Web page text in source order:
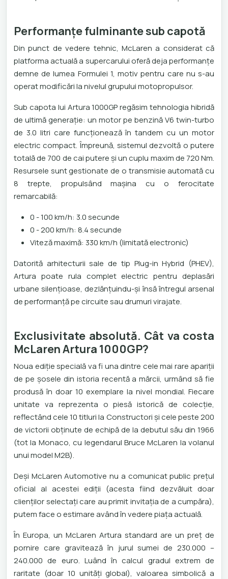
Performanțe fulminante sub capotă
Din punct de vedere tehnic, McLaren a considerat că
platforma actuală a supercarului oferă deja performanțe
demne de lumea Formulei 1, motiv pentru care nu s-au
operat modificări la nivelul grupului motopropulsor.
Sub capota lui Artura 1000GP regăsim tehnologia hibridă
de ultimă generație: un motor pe benzină V6 twin-turbo
de 3.0 litri care funcționează în tandem cu un motor
electric compact. Împreună, sistemul dezvoltă o putere
totală de 700 de cai putere și un cuplu maxim de 720 Nm.
Resursele sunt gestionate de o transmisie automată cu
8 trepte, propulsând mașina cu o ferocitate
remarcabilă:
0 - 100 km/h: 3.0 secunde
0 - 200 km/h: 8.4 secunde
Viteză maximă: 330 km/h (limitată electronic)
Datorită arhitecturii sale de tip Plug-in Hybrid (PHEV),
Artura poate rula complet electric pentru deplasări
urbane silențioase, dezlănțuindu-și însă întregul arsenal
de performanță pe circuite sau drumuri virajate.
Exclusivitate absolută. Cât va costa
McLaren Artura 1000GP?
Noua ediție specială va fi una dintre cele mai rare apariții
de pe șosele din istoria recentă a mărcii, urmând să fie
produsă în doar 10 exemplare la nivel mondial. Fiecare
unitate va reprezenta o piesă istorică de colecție,
reflectând cele 10 titluri la Constructori și cele peste 200
de victorii obținute de echipă de la debutul său din 1966
(tot la Monaco, cu legendarul Bruce McLaren la volanul
unui model M2B).
Deși McLaren Automotive nu a comunicat public prețul
oficial al acestei ediții (acesta fiind dezvăluit doar
clienților selectați care au primit invitația de a cumpăra),
putem face o estimare având în vedere piața actuală.
În Europa, un McLaren Artura standard are un preț de
pornire care gravitează în jurul sumei de 230.000 –
240.000 de euro. Luând în calcul gradul extrem de
raritate (doar 10 unități global), valoarea simbolică a